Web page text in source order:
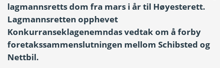
lagmannsretts dom fra mars i år til Høyesterett.
Lagmannsretten opphevet
Konkurranseklagenemndas vedtak om å forby
foretakssammenslutningen mellom Schibsted og
Nettbil.